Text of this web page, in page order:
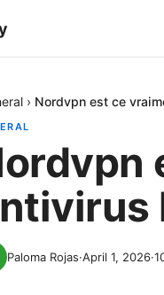
› Nordvpn est ce
Paloma Rojas·April 1, 2026·